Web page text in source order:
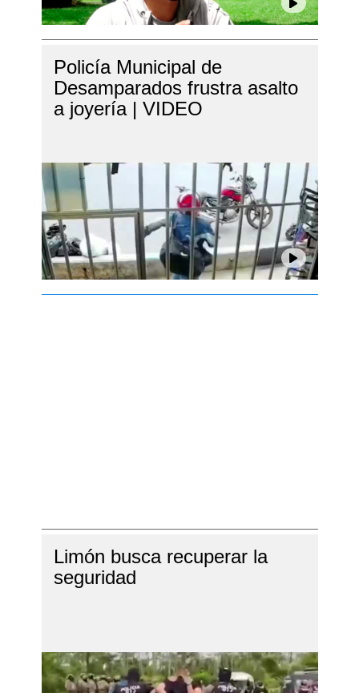
Policía Municipal de
Desamparados frustra asalto
a joyería | VIDEO
Limón busca recuperar la
seguridad